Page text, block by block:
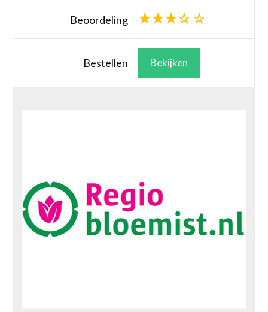
Beoordeling
Bestellen Bekijken